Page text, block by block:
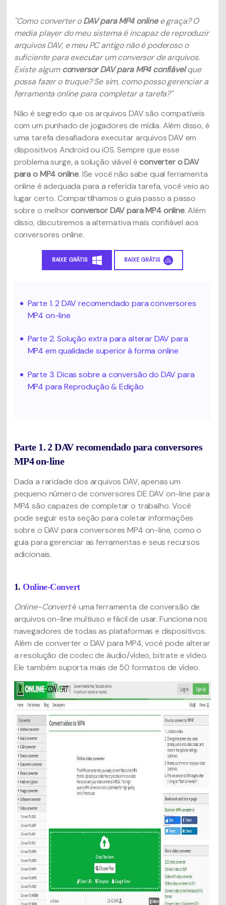
"Como converter o DAV para MP4 online e graça? O
media player do meu sistema é incapaz de reproduzir
arquivos DAV, e meu PC antigo não é poderoso o
suficiente para executar um conversor de arquivos.
Existe algum conversor DAV para MP4 confiável que
possa fazer o truque? Se sim, como posso gerenciar a
ferramenta online para completar a tarefa?"
Não é segredo que os arquivos DAV são compatíveis
com um punhado de jogadores de mídia. Além disso, é
uma tarefa desafiadora executar arquivos DAV em
dispositivos Android ou iOS. Sempre que esse
problema surge, a solução viável é converter o DAV
para o MP4 online. ISe você não sabe qual ferramenta
online é adequada para a referida tarefa, você veio ao
lugar certo. Compartilhamos o guia passo a passo
sobre o melhorconversor DAV para MP4 online. Além
disso, discutiremos a alternativa mais confiável aos
conversores online.
BAIXE GRÁTIS BAIXE GRÁTIS
Parte 1. 2 DAV recomendado para conversores
MP4 on-line
Parte 2. Solução extra para alterar DAV para
MP4 em qualidade superior à forma online
Parte 3. Dicas sobre a conversão do DAV para
MP4 para Reprodução & Edição
Parte 1. 2 DAV recomendado para conversores
MP4 on-line
Dada a raridade dos arquivos DAV, apenas um
pequeno número de conversores DE DAV on-line para
MP4 são capazes de completar o trabalho. Você
pode seguir esta seção para coletar informações
sobre o DAV para conversores MP4 on-line, como o
guia para gerenciar as ferramentas e seus recursos
adicionais.
1. Online-Convert
Online-Converté uma ferramenta de conversão de
arquivos on-line multiuso e fácil de usar. Funciona nos
navegadores de todas as plataformas e dispositivos.
Além de converter o DAV para MP4, você pode alterar
a resolução de codec de áudio/vídeo, bitrate e vídeo.
Ele também suporta mais de 50 formatos de vídeo.